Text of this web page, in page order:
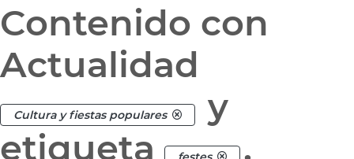
Contenido con
Actualidad
Cultura y fiestas populares
y
etiqueta
.